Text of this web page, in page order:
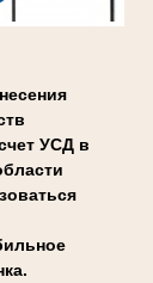
УСД в